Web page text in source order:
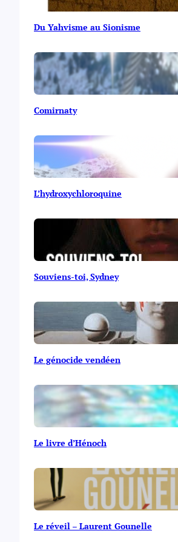
Du Yahvisme au Sionisme
Comirnaty
L’hydroxychloroquine
Souviens-toi, Sydney
Le génocide vendéen
Le livre d’Hénoch
Le réveil – Laurent Gounelle